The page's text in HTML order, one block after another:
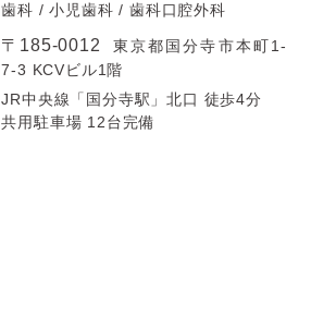
歯科 / 小児歯科 / 歯科口腔外科
〒185-0012
東京都国分寺市本町1-
7-3 KCVビル1階
JR中央線「国分寺駅」北口 徒歩4分
共用駐車場 12台完備